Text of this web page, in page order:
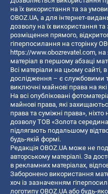
на їх використання та за
OBOZ.UA, а для інтернет-
дозволу на їх використання
розміщення прямого,
гіперпосилання на сторінку
https://www.obozrevatel.com, на
матеріал в першому абзаці
Всі матеріали на цьому сайті, в
дослідження – є службовими
виключні майнові права на
На всі опубліковані
майнові права, які
права та суміжні права»,
дозволу ТОВ «Золота
підлягають подальшому
будь-якій формі.
Редакція OBOZ.UA може не
авторському матеріалі. За
в рекламних матеріалах,
Заборонено використання
хоч із зазначенням
логотипу OBOZ.UA або будь-